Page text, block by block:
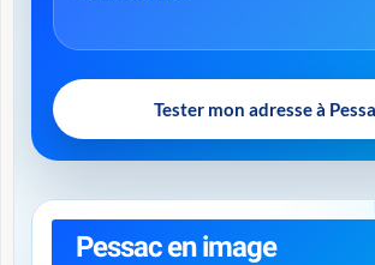
Tester mon adresse à
Pessac en image